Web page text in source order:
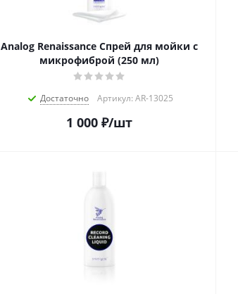
Analog Renaissance Спрей для мойки с
микрофиброй (250 мл)
Достаточно Артикул: AR-13025
1 000 ₽/шт